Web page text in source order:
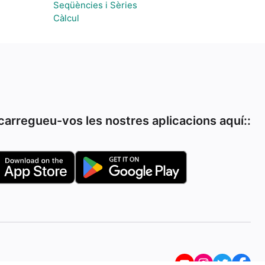
Seqüències i Sèries
Càlcul
vos les nostres aplicacions aquí::